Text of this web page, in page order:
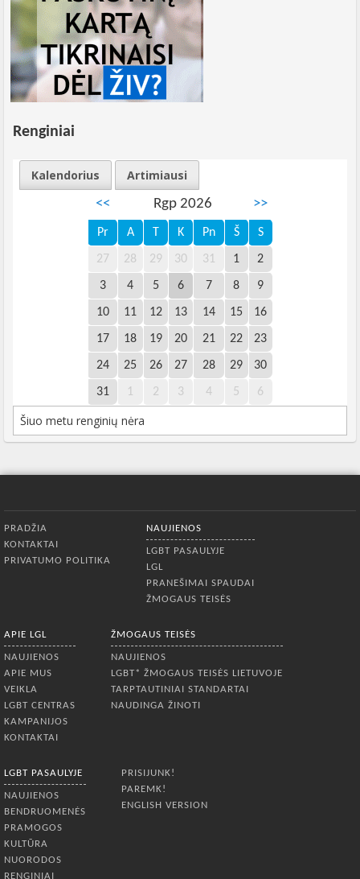
Renginiai
Kalendorius
Artimiausi
<<
Rgp 2026 >>
Pr A T K Pn Š S
27 28 29 30 31 1 2
3 4 5 6 7 8 9
10 11 12 13 14 15 16
17 18 19 20 21 22 23
24 25 26 27 28 29 30
31 1 2 3 4 5 6
Šiuo metu renginių nėra
PRADŽIA
KONTAKTAI
PRIVATUMO POLITIKA
NAUJIENOS
LGBT PASAULYJE
LGL
PRANEŠIMAI SPAUDAI
ŽMOGAUS TEISĖS
APIE LGL
NAUJIENOS
APIE MUS
VEIKLA
LGBT CENTRAS
KAMPANIJOS
KONTAKTAI
ŽMOGAUS TEISĖS
NAUJIENOS
LGBT* ŽMOGAUS TEISĖS LIETUVOJE
TARPTAUTINIAI STANDARTAI
NAUDINGA ŽINOTI
LGBT PASAULYJE
NAUJIENOS
BENDRUOMENĖS
PRAMOGOS
KULTŪRA
NUORODOS
RENGINIAI
PRISIJUNK!
PAREMK!
ENGLISH VERSION